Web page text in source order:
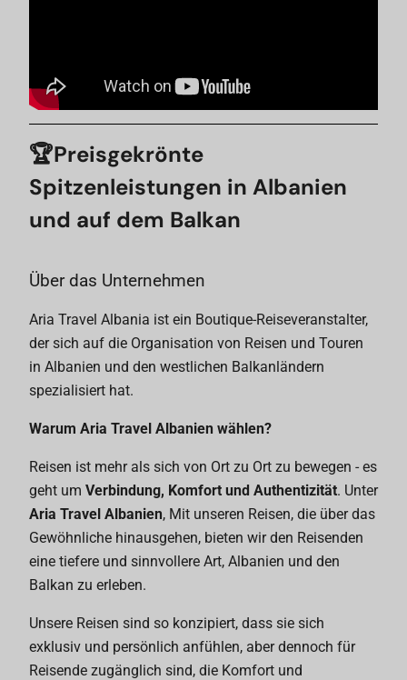
🏆Preisgekrönte
Spitzenleistungen in Albanien
und auf dem Balkan
Über das Unternehmen
Aria Travel Albania ist ein Boutique-Reiseveranstalter,
der sich auf die Organisation von Reisen und Touren
in Albanien und den westlichen Balkanländern
spezialisiert hat.
Warum Aria Travel Albanien wählen?
Reisen ist mehr als sich von Ort zu Ort zu bewegen - es
geht um Verbindung, Komfort und Authentizität. Unter
Aria Travel Albanien, Mit unseren Reisen, die über das
Gewöhnliche hinausgehen, bieten wir den Reisenden
eine tiefere und sinnvollere Art, Albanien und den
Balkan zu erleben.
Unsere Reisen sind so konzipiert, dass sie sich
exklusiv und persönlich anfühlen, aber dennoch für
Reisende zugänglich sind, die Komfort und